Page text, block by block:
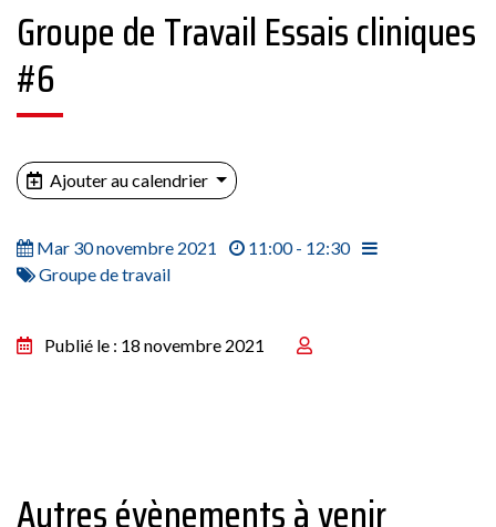
Groupe de Travail Essais cliniques
#6
Ajouter au calendrier
Mar 30 novembre 2021
11:00 - 12:30
Groupe de travail
Publié le : 18 novembre 2021
Autres évènements à venir